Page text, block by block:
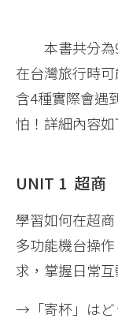
本書共分為9
在台灣旅行時
含4種實際會遇
怕！詳細內容如
UNIT 1 超商
學習如何在超
多功能機台操
求，掌握日常互
→「寄杯」はど